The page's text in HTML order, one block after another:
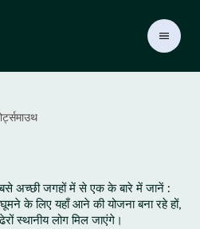
अच्छी जगहों में से एक के बारे में जानें :
के लिए यहाँ आने की योजना बना रहे हों,
स्थानीय लोग मिल जाएंगे।